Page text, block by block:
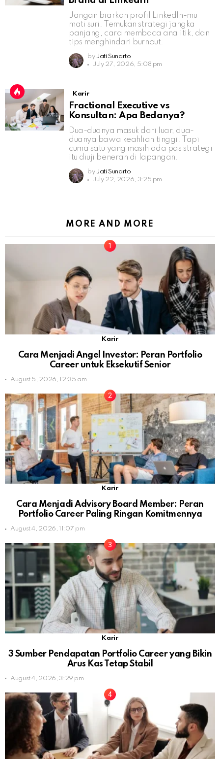
Jangan biarkan profil LinkedIn-mu
mati suri. Temukan strategi jangka
panjang, cara membaca analitik, dan
tips menghindari burnout.
by Jati Sunarto
July 27, 2026, 5:08 pm
Karir
Fractional Executive vs
Konsultan: Apa Bedanya?
Dua-duanya masuk dari luar, dua-
duanya bawa keahlian tinggi. Tapi
cuma satu yang masih ada pas strategi
itu diuji beneran di lapangan.
by Jati Sunarto
July 22, 2026, 3:25 pm
MORE AND MORE
Karir
Cara Menjadi Angel Investor: Peran Portfolio
Career untuk Eksekutif Senior
August 5, 2026, 12:35 am
Karir
Cara Menjadi Advisory Board Member: Peran
Portfolio Career Paling Ringan Komitmennya
August 4, 2026, 11:07 pm
Karir
3 Sumber Pendapatan Portfolio Career yang Bikin
Arus Kas Tetap Stabil
August 4, 2026, 3:29 pm